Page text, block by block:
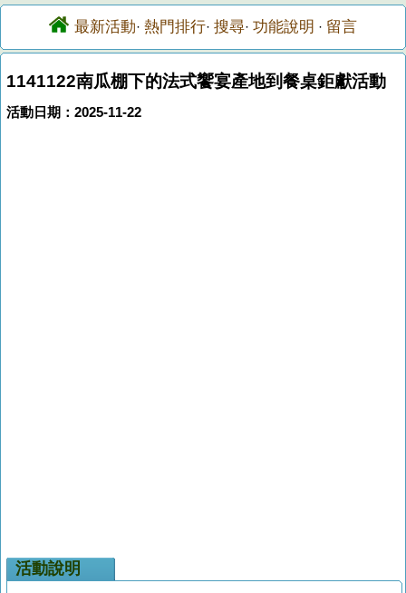
最新活動· 熱門排行· 搜尋· 功能說明 · 留言
1141122南瓜棚下的法式饗宴產地到餐桌鉅獻活動
活動日期：2025-11-22
活動說明